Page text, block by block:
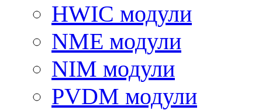
HWIC модули
NME модули
NIM модули
PVDM модули